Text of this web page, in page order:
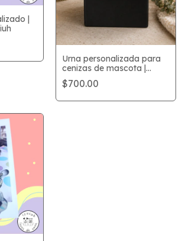
|
Urna personalizada para
cenizas de mascota |
icniuh
$700.00